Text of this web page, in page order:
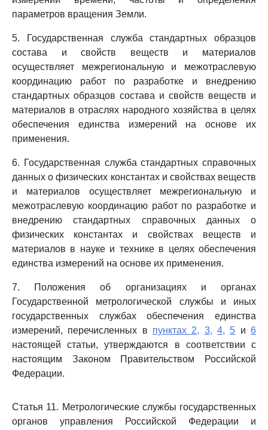
параметров вращения Земли.
5. Государственная служба стандартных образцов
состава и свойств веществ и материалов
осуществляет межрегиональную и межотраслевую
координацию работ по разработке и внедрению
стандартных образцов состава и свойств веществ и
материалов в отраслях народного хозяйства в целях
обеспечения единства измерений на основе их
применения.
6. Государственная служба стандартных справочных
данных о физических константах и свойствах веществ
и материалов осуществляет межрегиональную и
межотраслевую координацию работ по разработке и
внедрению стандартных справочных данных о
физических константах и свойствах веществ и
материалов в науке и технике в целях обеспечения
единства измерений на основе их применения.
7. Положения об организациях и органах
Государственной метрологической службы и иных
государственных службах обеспечения единства
измерений, перечисленных в пунктах 2, 3, 4, 5 и6
настоящей статьи, утверждаются в соответствии с
настоящим Законом Правительством Российской
Федерации.
Статья 11. Метрологические службы государственных
органов управления Российской Федерации и